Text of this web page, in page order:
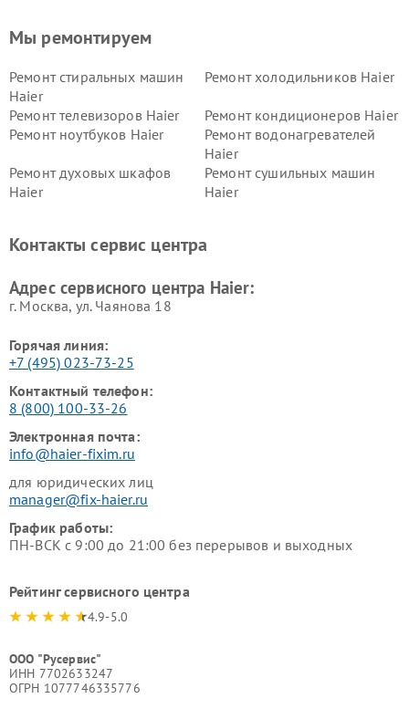
Мы ремонтируем
Ремонт стиральных машин
Haier
Ремонт холодильников Haier
Ремонт телевизоров Haier
Ремонт кондиционеров Haier
Ремонт ноутбуков Haier
Ремонт водонагревателей
Haier
Ремонт духовых шкафов
Haier
Ремонт сушильных машин
Haier
Ремонт роботов-пылесосов
Ремонт посудомоечных
Контакты сервис центра
Адрес сервисного центра Haier:
г. Москва, ул. Чаянова 18
Горячая линия:
+7 (495) 023-73-25
Контактный телефон:
8 (800) 100-33-26
Электронная почта:
info@haier-fixim.ru
для юридических лиц
manager@fix-haier.ru
График работы:
ПН-ВСК с 9:00 до 21:00 без перерывов и выходных
Рейтинг сервисного центра
4.9-5.0
ООО "Русервис"
ИНН 7702633247
ОГРН 1077746335776